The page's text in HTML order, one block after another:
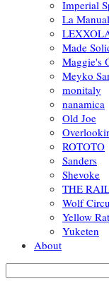
Imperial
La Manual
Made
Maggie's
Meyko
monitaly
nanamica
Old Joe
ROTOTO
Sanders
Shevoke
THE
Wolf
Yellow Rat
Yuketen
About